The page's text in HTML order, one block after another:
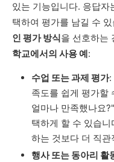
있는 기능입니다. 응답자
택하여 평가를 남길 수
인 평가 방식을 선호하는
학교에서의 사용 예:
수업 또는 과제 평가:
족도를 쉽게 평가할
얼마나 만족했나요
택하게 할 수 있습
하는 것보다 더 직
행사 또는 동아리 활